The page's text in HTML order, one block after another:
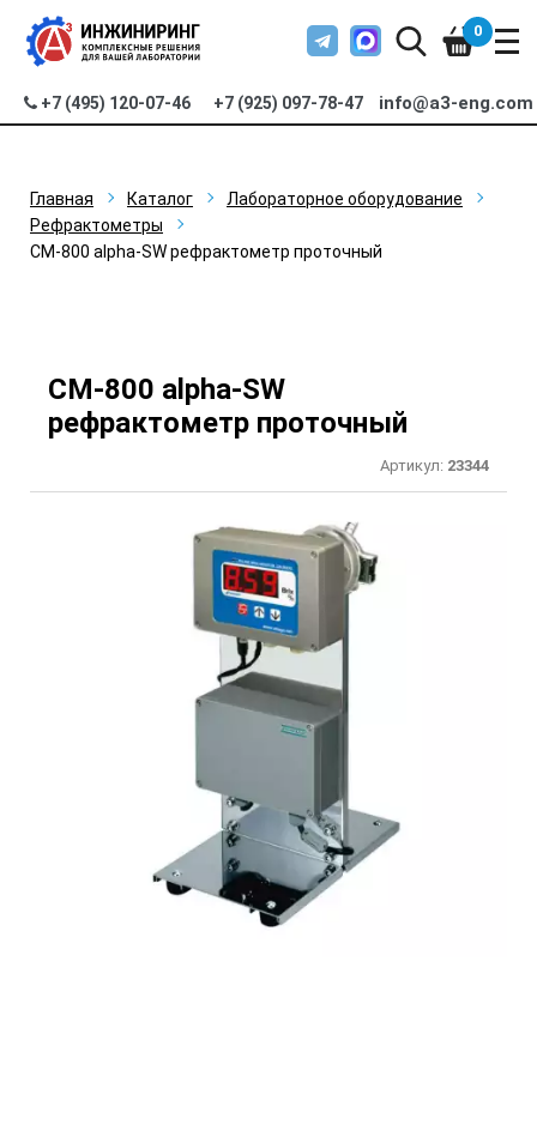
+7 (495) 120-07-46 +7 (925) 097-78-47 info@a3-eng.com
0
Главная Каталог
Лабораторное оборудование
Рефрактометры
CM-800 alpha-SW рефрактометр проточный
CM-800 alpha-SW
рефрактометр проточный
Артикул: 23344